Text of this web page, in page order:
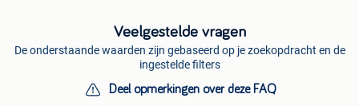
Veelgestelde vragen
De onderstaande waarden zijn gebaseerd op je zoekopdracht en de
ingestelde filters
Deel opmerkingen over deze FAQ